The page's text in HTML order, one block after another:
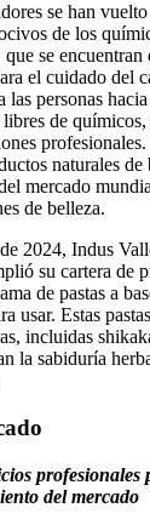
se han
de los
se
el cuidado del
las personas
de químicos,
naturales de
mercado
de belleza.
2024, Indus
su cartera de
de pastas a
usar. Estas
incluidas
la sabiduría
del mercado